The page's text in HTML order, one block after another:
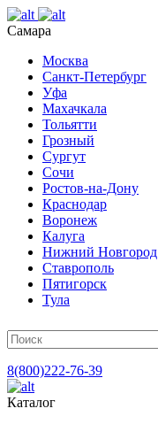
Самара
Москва
Санкт-Петербург
Уфа
Махачкала
Тольятти
Грозный
Сургут
Сочи
Ростов-на-Дону
Краснодар
Воронеж
Калуга
Нижний Новгород
Ставрополь
Пятигорск
Тула
8(800)222-76-39
Каталог